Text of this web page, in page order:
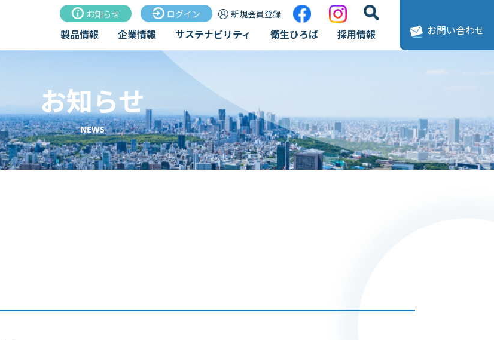
お知らせ ログイン 新規会員登録
製品情報 企業情報 サステナビリティ 衛生ひろば 採用情報 お問い合わせ
お知らせ
NEWS